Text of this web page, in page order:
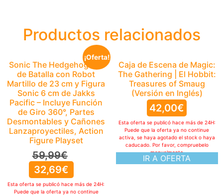
Productos relacionados
¡Oferta!
Sonic The Hedgehog Set
de Batalla con Robot
Martillo de 23 cm y Figura
Sonic 6 cm de Jakks
Pacific – Incluye Función
de Giro 360°, Partes
Desmontables y Cañones
Lanzaproyectiles, Action
Figure Playset
59,99€
32,69€
Esta oferta se publicó hace más de 24H:
Puede que la oferta ya no continue
Caja de Escena de Magic:
The Gathering | El Hobbit:
Treasures of Smaug
(Versión en Inglés)
42,00€
IR A OFERTA
Esta oferta se publicó hace más de 24H:
Puede que la oferta ya no continue
activa, se haya agotado el stock o haya
caducado. Por favor, compruebelo
manualmente